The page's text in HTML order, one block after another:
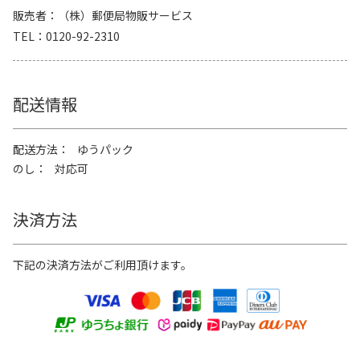
販売者
（株）郵便局物販サービス
TEL
0120-92-2310
配送情報
配送方法
ゆうパック
のし
対応可
決済方法
下記の決済方法がご利用頂けます。